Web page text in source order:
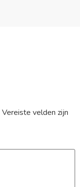
Vereiste velden zijn